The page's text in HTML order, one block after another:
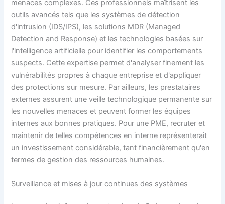
menaces complexes. Ces professionnels maîtrisent les
outils avancés tels que les systèmes de détection
d'intrusion (IDS/IPS), les solutions MDR (Managed
Detection and Response) et les technologies basées sur
l'intelligence artificielle pour identifier les comportements
suspects. Cette expertise permet d'analyser finement les
vulnérabilités propres à chaque entreprise et d'appliquer
des protections sur mesure. Par ailleurs, les prestataires
externes assurent une veille technologique permanente sur
les nouvelles menaces et peuvent former les équipes
internes aux bonnes pratiques. Pour une PME, recruter et
maintenir de telles compétences en interne représenterait
un investissement considérable, tant financièrement qu'en
termes de gestion des ressources humaines.
Surveillance et mises à jour continues des systèmes